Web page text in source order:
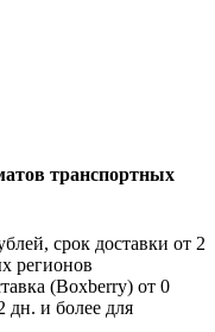
транспортных
срок доставки от 2
регионов
(Boxberry) от 0
дн. и более для